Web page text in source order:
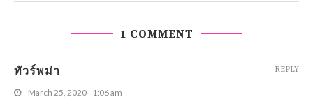
1 COMMENT
ทัวร์พม่า
March 25, 2020 - 1:06 am
REPLY